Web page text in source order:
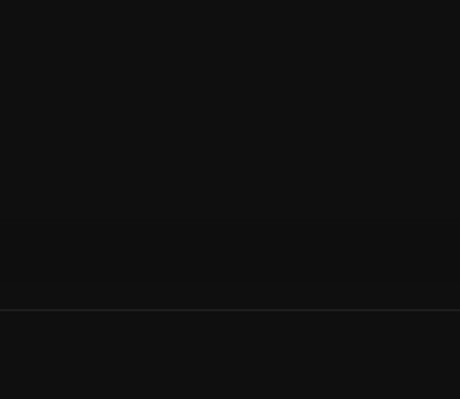
Если вам нужна
тщательно проработанный мир и
удержит внимание.